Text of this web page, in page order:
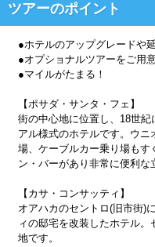
ツアーのポイント
●ホテルのアップグレードや
●オプショナルツアーをご用
●マイルがたまる！
【ポサダ・サンタ・フェ】
街の中心地に位置し、18世
アル様式のホテルです。ウニ
場、ケーブルカー乗り場もす
ン・バーがあり非常に便利な
【カサ・コンサッティ】
オアハカのセントロ(旧市街)
ィの邸宅を改装したホテル
地です。